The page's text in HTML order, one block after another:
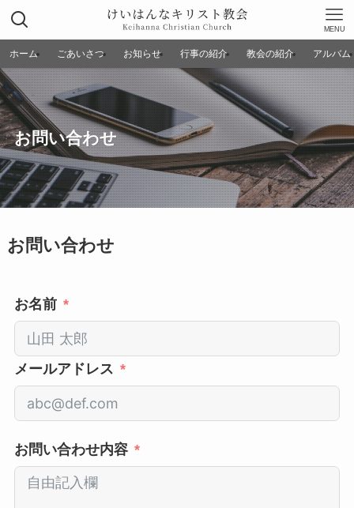
MENU
ホーム ごあいさつ お知らせ 行事の紹介 教会の紹介 アルバム
お問い合わせ
お問い合わせ
お名前
メールアドレス
お問い合わせ内容